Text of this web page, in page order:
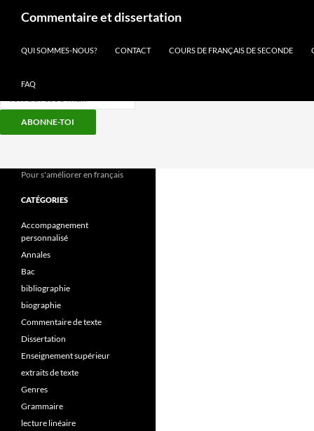
ABONNE-TOI
contenu
Commentaire et dissertation
QUI SOMMES-NOUS? CONTACT COURS DE FRANÇAIS DE SECONDE
FAQ
Pour s'améliorer en français
CATÉGORIES
Accompagnement
personnalisé
Annales
Bac
bibliographie
biographie
Commentaire de texte
Dissertation
Enseignement supérieur
extraits de texte
Genres
Grammaire
lecture linéaire